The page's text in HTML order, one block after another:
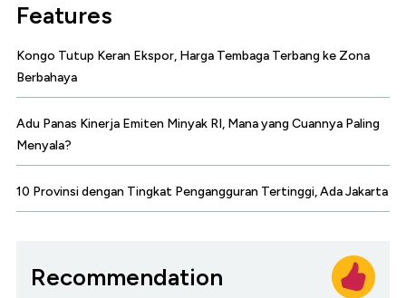
Features
Kongo Tutup Keran Ekspor, Harga Tembaga Terbang ke Zona
Berbahaya
Adu Panas Kinerja Emiten Minyak RI, Mana yang Cuannya Paling
Menyala?
10 Provinsi dengan Tingkat Pengangguran Tertinggi, Ada Jakarta
Recommendation